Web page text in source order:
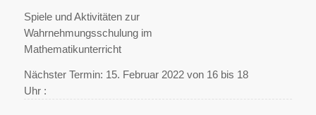
Spiele und Aktivitäten zur
Wahrnehmungsschulung im
Mathematikunterricht
Nächster Termin: 15. Februar 2022 von 16 bis 18
Uhr :